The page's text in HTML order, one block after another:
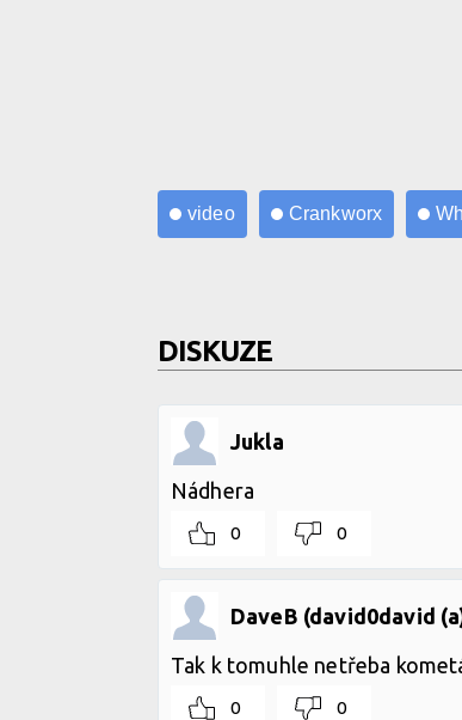
video Crankworx
DISKUZE
Jukla
Nádhera
0 0
DaveB (david0david
Tak k tomuhle netřeba
0 0